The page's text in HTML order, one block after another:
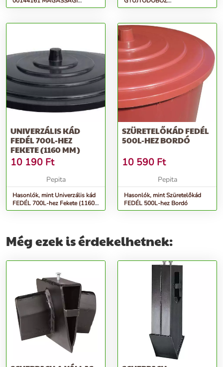
ÁGVÁGÓ FŰRÉSZ Hecht 1441-
8101,8101S,8101BS-HEZ
UNIVERZÁLIS KÁD
FEDÉL 700L-HEZ
FEKETE (1160 MM)
10 190 Ft
Pepita
Hasonlók, mint Univerzális kád
FEDÉL 700L-hez Fekete (1160
mm)
SZÜRETELŐKÁD FEDÉL
500L-HEZ BORDÓ
10 590 Ft
Pepita
Hasonlók, mint Szüretelőkád
FEDÉL 500L-hez Bordó
Még ezek is érdekelhetnek: